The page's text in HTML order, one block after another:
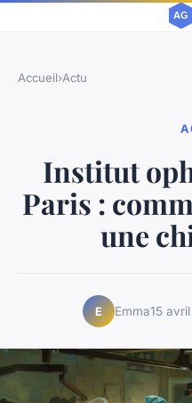
Accueil›Actu
Institut
Paris :
une
E Emma15